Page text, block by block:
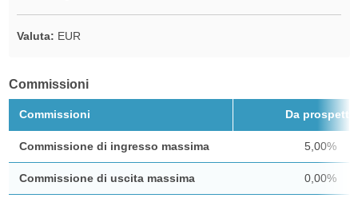
Valuta: EUR
Commissioni
Commissioni Da prospetto
Commissione di ingresso massima 5,00%
Commissione di uscita massima 0,00%